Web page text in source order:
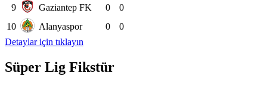
9
Gaziantep FK 0
0
10
Alanyaspor 0
0
Detaylar için tıklayın
Süper Lig Fikstür